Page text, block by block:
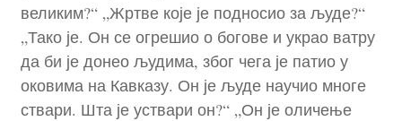
великим?“ „Жртве које је подносио за људе?“
„Тако је. Он се огрешио о богове и украо ватру
да би је донео људима, због чега је патио у
оковима на Кавказу. Он је људе научио многе
ствари. Шта је уствари он?“ „Он је оличење